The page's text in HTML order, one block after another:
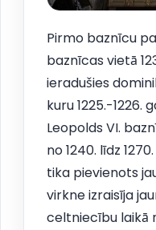
Pirmo baznīcu
baznīcas vietā
ieradušies
kuru 1225.-1226.
Leopolds VI.
no 1240. līdz
tika pievienots
virkne izraisīja
celtniecību laikā